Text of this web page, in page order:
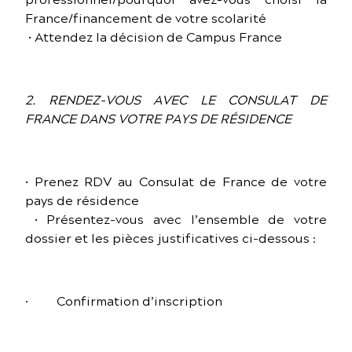
France/financement de votre scolarité
• Attendez la décision de Campus France
2. RENDEZ-VOUS AVEC LE CONSULAT DE
FRANCE DANS VOTRE PAYS DE RÉSIDENCE
• Prenez RDV au Consulat de France de votre
pays de résidence
• Présentez-vous avec l’ensemble de votre
dossier et les pièces justificatives ci-dessous :
· Confirmation d’inscription